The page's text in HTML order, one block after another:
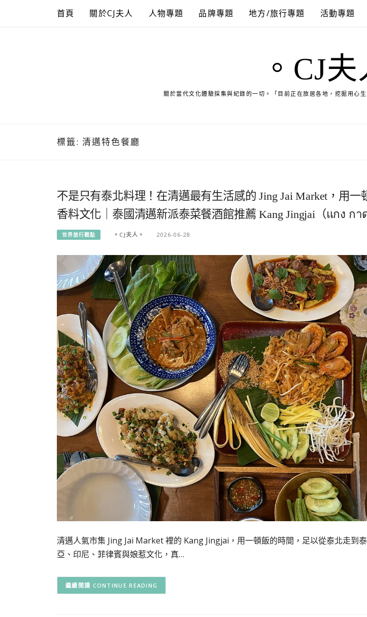
首頁 關於CJ夫人 人物專題 品牌專題 地方/旅行專題 活動專題
。CJ夫
關於當代文化體驗採集與紀錄的一切。「目前正在旅居各地，挖掘用心
標籤: 清邁特色餐廳
不是只有泰北料理！在清邁最有生活感的 Jing Jai Market，用一
香料文化｜泰國清邁新派泰菜餐酒館推薦 Kang Jingjai（แกง กาด
世界旅行觀點 。CJ夫人。 2026-06-28
清邁人氣市集 Jing Jai Market 裡的 Kang Jingjai，用一頓飯的時間，足以從泰北走到
亞、印尼、菲律賓與娘惹文化，真…
CONTINUE READING